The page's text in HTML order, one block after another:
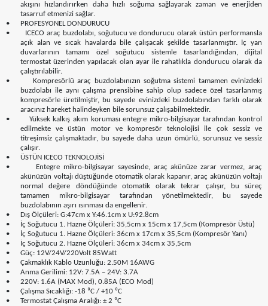
akışını hızlandırırken daha hızlı soğuma sağlayarak zaman ve enerjiden
tasarruf etmenizi sağlar.
•
PROFESYONEL DONDURUCU
•
ICECO araç buzdolabı, soğutucu ve dondurucu olarak üstün performansla
açık alan ve sıcak havalarda bile çalışacak şekilde tasarlanmıştır. İç yan
duvarlarının tamamı özel soğutucu sistemle tasarlandığından, dijital
termostat üzerinden yapılacak olan ayar ile rahatlıkla dondurucu olarak da
çalıştırılabilir.
•
Kompresörlü araç buzdolabınızın soğutma sistemi tamamen evinizdeki
buzdolabı ile aynı çalışma prensibine sahip olup sadece özel tasarlanmış
kompresörle üretilmiştir, bu sayede evinizdeki buzdolabından farklı olarak
aracınız hareket halindeyken bile sorunsuz çalışabilmektedir.
•
Yüksek kalkış akım koruması entegre mikro-bilgisayar tarafından kontrol
edilmekte ve üstün motor ve kompresör teknolojisi ile çok sessiz ve
titreşimsiz çalışmaktadır, bu sayede daha uzun ömürlü, sorunsuz ve sessiz
çalışır.
•
ÜSTÜN ICECO TEKNOLOJİSİ
•
Entegre mikro-bilgisayar sayesinde, araç akünüze zarar vermez, araç
akünüzün voltajı düştüğünde otomatik olarak kapanır, araç akünüzün voltajı
normal değere döndüğünde otomatik olarak tekrar çalışır, bu süreç
tamamen mikro-bilgisayar tarafından yönetilmektedir, bu sayede
buzdolabının aşırı ısınması da engellenir.
•
Dış Ölçüleri: G:47cm x Y:46.1cm x U:92.8cm
•
İç Soğutucu 1. Hazne Ölçüleri: 35,5cm x 15cm x 17,5cm (Kompresör Üstü)
•
İç Soğutucu 1. Hazne Ölçüleri: 36cm x 17cm x 35,5cm (Kompresör Yanı)
•
İç Soğutucu 2. Hazne Ölçüleri: 36cm x 34cm x 35,5cm
•
Güç: 12V/24V/220Volt 85Watt
•
Çakmaklık Kablo Uzunluğu: 2.50M 16AWG
•
Anma Gerilimi: 12V: 7.5A – 24V: 3.7A
•
220V: 1.6A (MAX Mod), 0.85A (ECO Mod)
•
Çalışma Sıcaklığı: -18 ⁰C / +10 ⁰C
•
Termostat Çalışma Aralığı: ± 2 ⁰C